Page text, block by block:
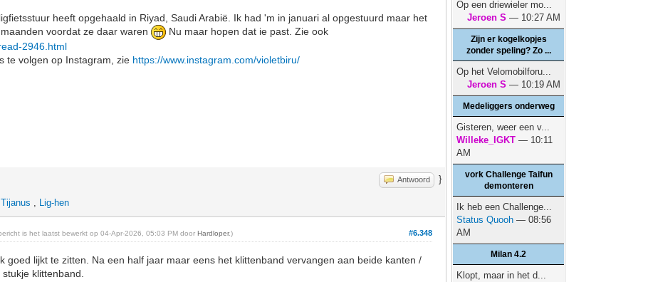
heeft opgehaald in Riyad, Saudi Arabië. Ik had 'm in januari al opgestuurd maar het
voordat ze daar waren
Nu maar hopen dat ie past. Zie ook
2946.html
te volgen op Instagram, zie https://www.instagram.com/violetbiru/
Antwoord }
Tijanus , Lig-hen
#6.348
is het laatst bewerkt op 04-Apr-2026, 05:03 PM doorHardloper.)
goed lijkt te zitten. Na een half jaar maar eens het klittenband vervangen aan beide kanten /
klittenband.
Op een driewieler mo...
Jeroen S — 10:27 AM
Zijn er kogelkopjes
zonder speling? Zo ...
Op het Velomobilforu...
Jeroen S — 10:19 AM
Medeliggers onderweg
Gisteren, weer een v...
Willeke_IGKT — 10:11
AM
vork Challenge Taifun
demonteren
Ik heb een Challenge...
Status Quooh — 08:56
AM
Milan 4.2
Klopt, maar in het d...